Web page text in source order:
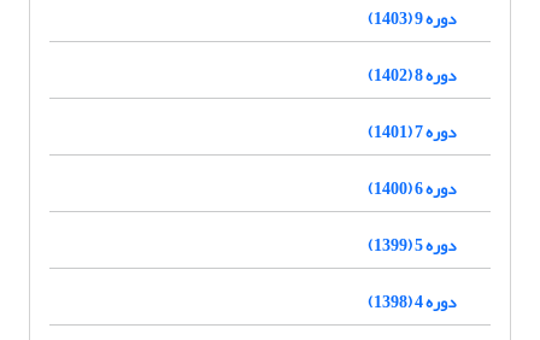
دوره 9 (1403)
دوره 8 (1402)
دوره 7 (1401)
دوره 6 (1400)
دوره 5 (1399)
دوره 4 (1398)